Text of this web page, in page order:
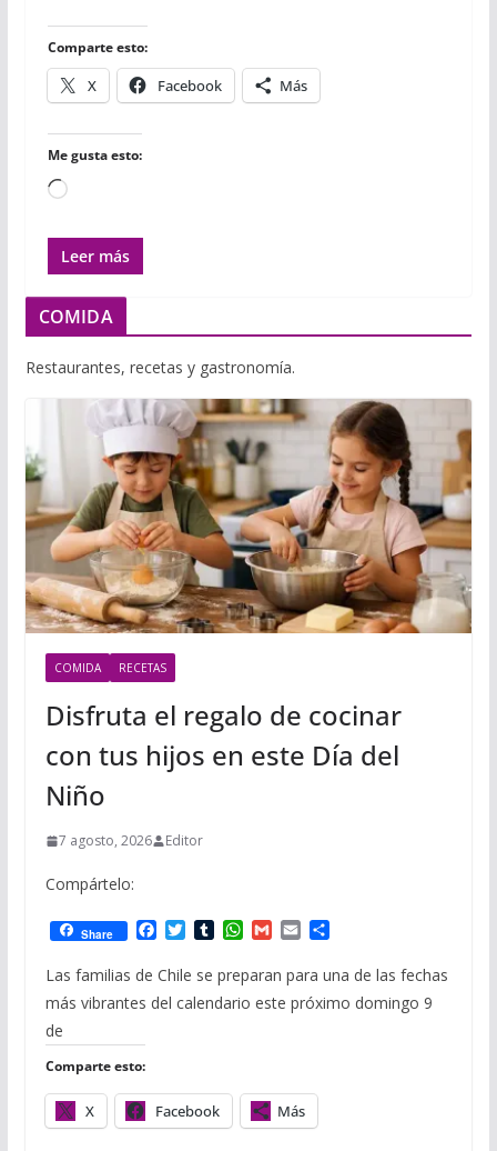
Comparte esto:
X Facebook Más
Me gusta esto:
Cargando...
Leer más
COMIDA
Restaurantes, recetas y gastronomía.
COMIDA RECETAS
Disfruta el regalo de cocinar
con tus hijos en este Día del
Niño
7 agosto, 2026 Editor
Compártelo:
Share
F
c
b
T
i
t
T
m
b
l
W
a
t
s
G
a
l
E
a
l
C
m
a
Las familias de Chile se preparan para una de las fechas
más vibrantes del calendario este próximo domingo 9
de
Comparte esto:
X Facebook Más